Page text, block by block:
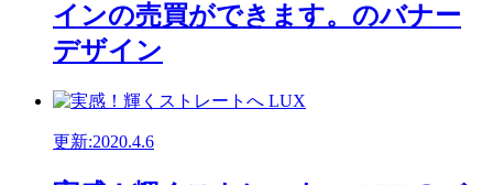
インの売買ができます。のバナー
デザイン
更新:2020.4.6